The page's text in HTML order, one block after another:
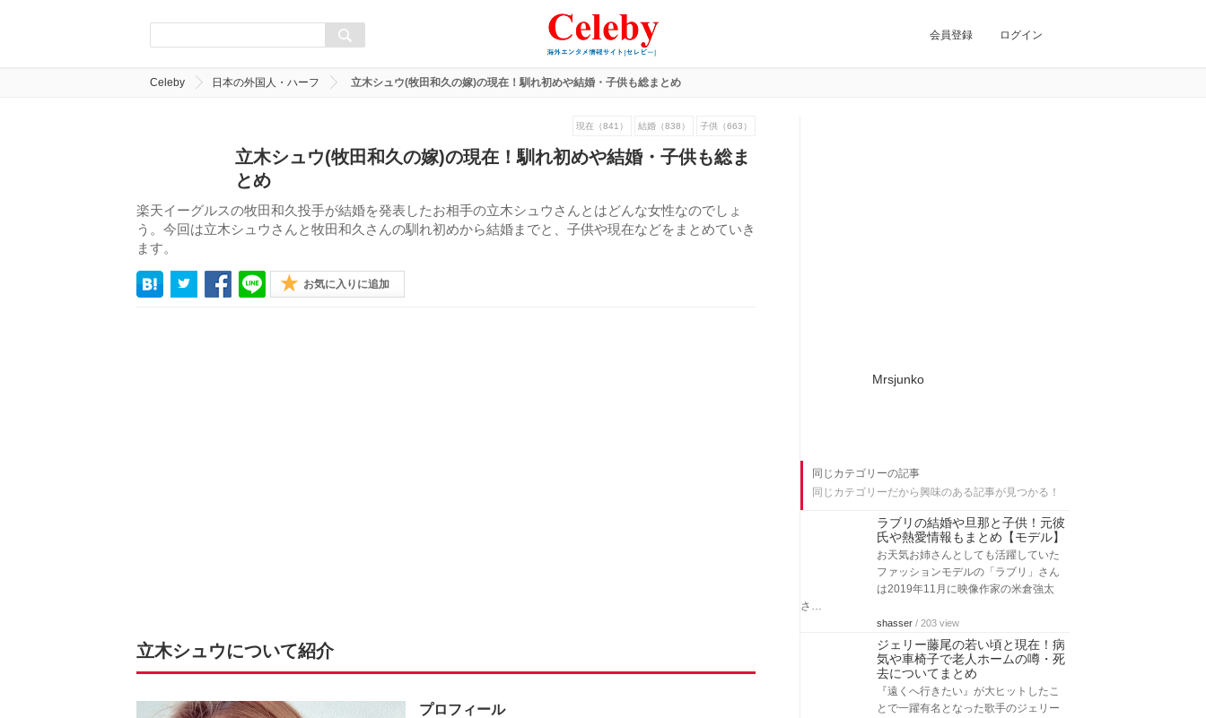
会員登録 ログイン
Celeby 日本の外国人・ハーフ 立木シュウ(牧田和久の嫁)の現在！馴れ初めや結婚・子供も総まとめ
現在（841） 結婚（838） 子供（663）
立木シュウ(牧田和久の嫁)の現在！馴れ初めや結婚・子供も総ま
とめ
楽天イーグルスの牧田和久投手が結婚を発表したお相手の立木シュウさんとはどんな女性なのでしょ
う。今回は立木シュウさんと牧田和久さんの馴れ初めから結婚までと、子供や現在などをまとめていき
ます。
お気に入りに追加
立木シュウについて紹介
プロフィール
Mrsjunko
同じカテゴリーの記事
同じカテゴリーだから興味のある記事が見つかる！
ラブリの結婚や旦那と子供！元彼
氏や熱愛情報もまとめ【モデル】
お天気お姉さんとしても活躍していた
ファッションモデルの「ラブリ」さん
は2019年11月に映像作家の米倉強太
さ…
shasser / 203 view
ジェリー藤尾の若い頃と現在！病
気や車椅子で老人ホームの噂・死
去についてまとめ
『遠くへ行きたい』が大ヒットしたこ
とで一躍有名となった歌手のジェリー